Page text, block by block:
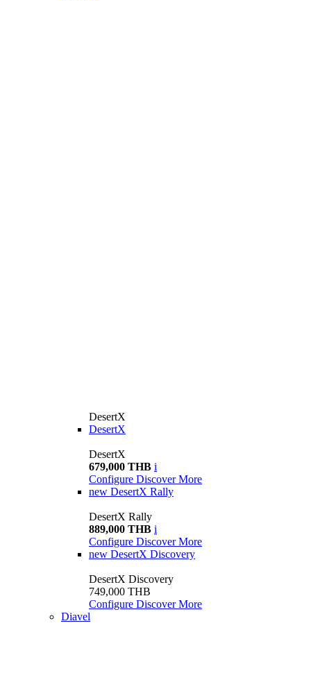
DesertX
DesertX
DesertX
679,000 THB i
Configure Discover More
new DesertX Rally
DesertX Rally
889,000 THB i
Configure Discover More
new DesertX Discovery
DesertX Discovery
749,000 THB
Configure Discover More
Diavel